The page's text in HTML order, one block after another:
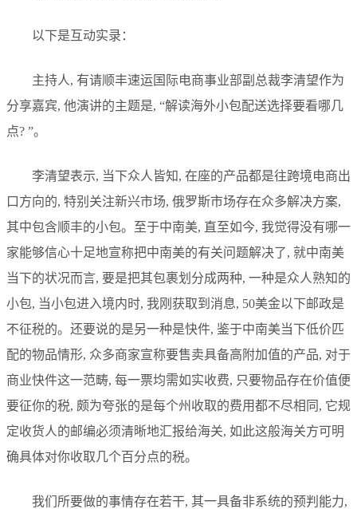
以下是互动实录：
主持人, 有请顺丰速运国际电商事业部副总裁李清望作为
分享嘉宾, 他演讲的主题是, “解读海外小包配送选择要看哪几
点? ”。
李清望表示, 当下众人皆知, 在座的产品都是往跨境电商出
口方向的, 特别关注新兴市场, 俄罗斯市场存在众多解决方案,
其中包含顺丰的小包。至于中南美, 直至如今, 我觉得没有哪一
家能够信心十足地宣称把中南美的有关问题解决了, 就中南美
当下的状况而言, 要是把其包裹划分成两种, 一种是众人熟知的
小包, 当小包进入境内时, 我刚获取到消息, 50美金以下邮政是
不征税的。还要说的是另一种是快件, 鉴于中南美当下低价匹
配的物品情形, 众多商家宣称要售卖具备高附加值的产品, 对于
商业快件这一范畴, 每一票均需如实收费, 只要物品存在价值便
要征你的税, 颇为夸张的是每个州收取的费用都不尽相同, 它规
定收货人的邮编必须清晰地汇报给海关, 如此这般海关方可明
确具体对你收取几个百分点的税。
我们所要做的事情存在若干, 其一具备非系统的预判能力,